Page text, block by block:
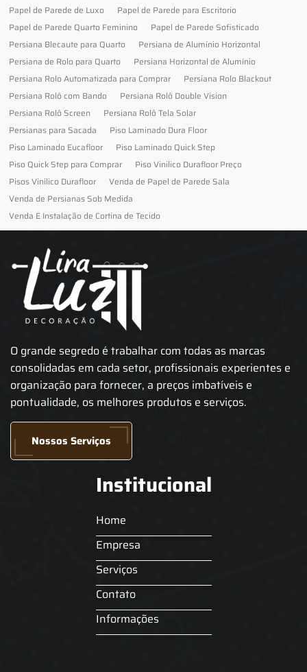
Papel de Parede de Luxo
Papel de Parede para Escritorio
Papel de Parede Quarto Feminino
Papel de Parede Sofisticado
Persiana Blecaute para Quarto
Persiana de Alumínio Horizontal
Persiana de Rolo para Quarto
Persiana Horizontal de Alumínio
Persiana Rolo Automatizada para Comprar
Persiana Rolo Blackout
Persiana Rolô com Bando
Persiana Rolô Double Vision
Persiana Rolô Screen
Persiana Rolô Tela Solar
Persianas para Sacada
Piso Laminado Dura Floor
Piso Laminado Eucafloor
Piso Laminado Quick Step
Piso Quick Step para Comprar
Piso Vinilico Durafloor Preço
Pisos Vinilico Durafloor
Venda de Papel de Parede Sala
Venda de Persianas Sob Medida
Venda E Instalação de Cortina de Tecido
O grande segredo é trabalhar com todas as marcas
consolidadas em cada setor, profissionais experientes e
organização para fornecer, a preços imbatíveis e
pontualidade, os melhores produtos e serviços.
Nossos Serviços
Institucional
Home
Empresa
Serviços
Contato
Informações